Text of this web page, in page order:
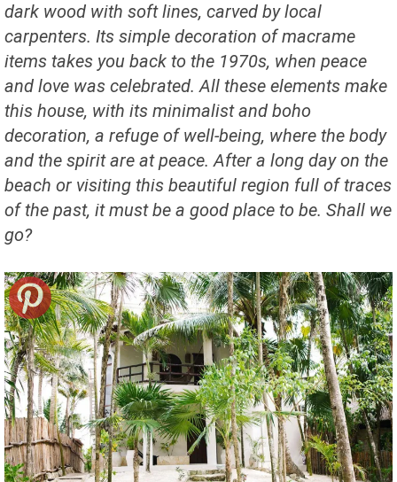
dark wood with soft lines, carved by local
carpenters. Its simple decoration of macrame
items takes you back to the 1970s, when peace
and love was celebrated. All these elements make
this house, with its minimalist and boho
decoration, a refuge of well-being, where the body
and the spirit are at peace. After a long day on the
beach or visiting this beautiful region full of traces
of the past, it must be a good place to be. Shall we
go?